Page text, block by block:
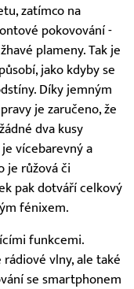
zatímco na
pokovování -
plameny. Tak je
jako kdyby se
Díky jemným
je zaručeno, že
dva kusy
vícebarevný a
je růžová či
pak dotváří celkový
fénixem.
funkcemi.
vlny, ale také
se smartphonem